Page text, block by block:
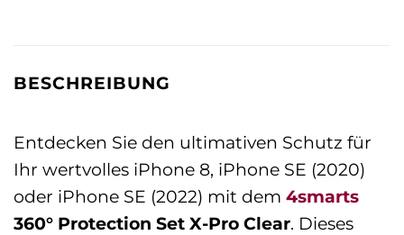
BESCHREIBUNG
Entdecken Sie den ultimativen Schutz für
Ihr wertvolles iPhone 8, iPhone SE (2020)
oder iPhone SE (2022) mit dem 4smarts
360° Protection Set X-Pro Clear. Dieses